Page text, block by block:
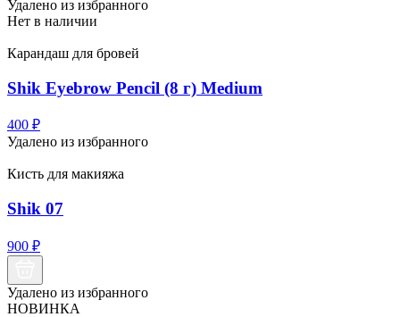
Удалено из избранного
Нет в наличии
Карандаш для бровей
Shik Eyebrow Pencil (8 г) Medium
400 ₽
Удалено из избранного
Кисть для макияжа
Shik 07
900 ₽
Удалено из избранного
НОВИНКА